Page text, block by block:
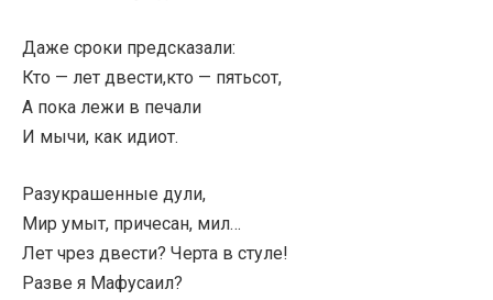
Даже сроки предсказали:
Кто — лет двести,кто — пятьсот,
А пока лежи в печали
И мычи, как идиот.
Разукрашенные дули,
Мир умыт, причесан, мил…
Лет чрез двести? Черта в стуле!
Разве я Мафусаил?